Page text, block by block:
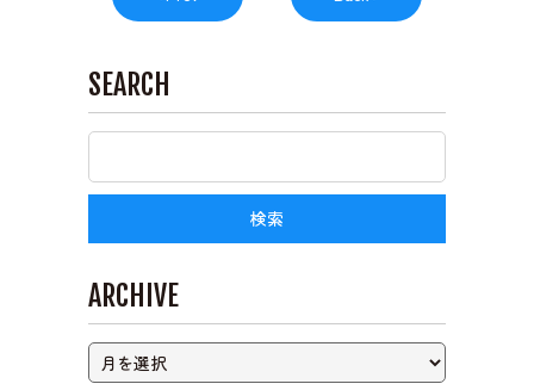
SEARCH
ARCHIVE